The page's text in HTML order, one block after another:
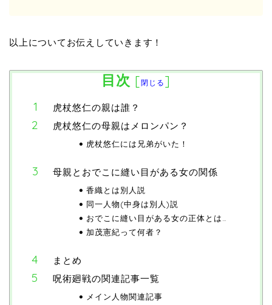
以上についてお伝えしていきます！
目次 [閉じる ]
虎杖悠仁の親は誰？
虎杖悠仁の母親はメロンパン？
虎杖悠仁には兄弟がいた！
母親とおでこに縫い目がある女の関係
香織とは別人説
同一人物(中身は別人)説
おでこに縫い目がある女の正体とは…
加茂憲紀って何者？
まとめ
呪術廻戦の関連記事一覧
メイン人物関連記事